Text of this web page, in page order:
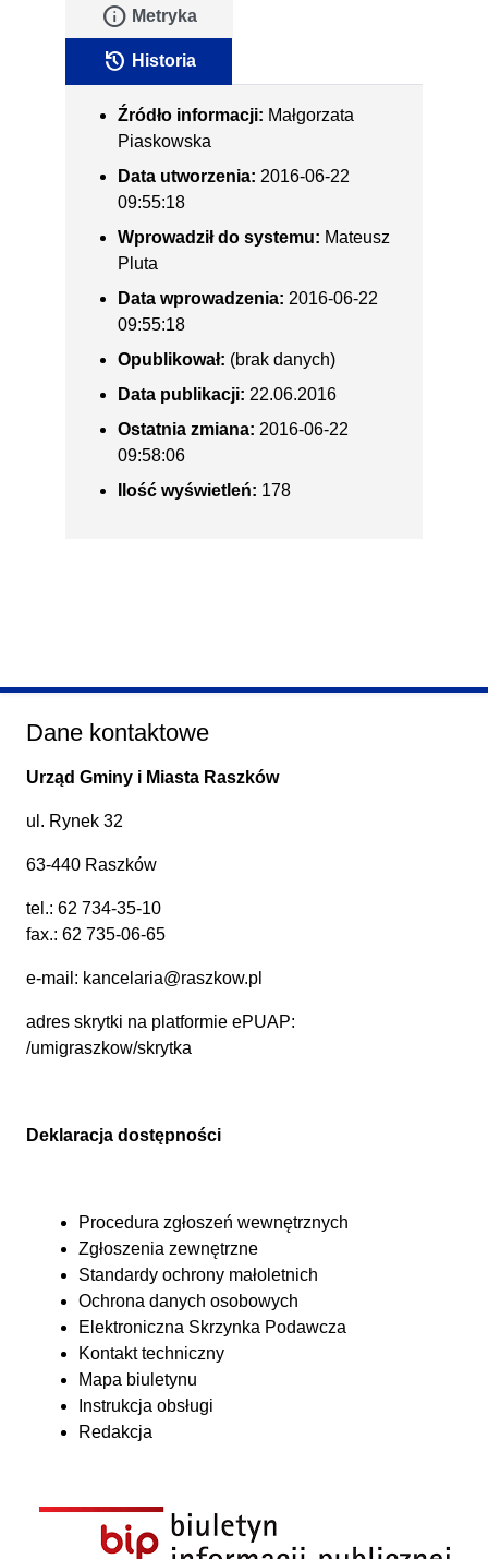
info Metryka
history Historia
Źródło informacji: Małgorzata
Piaskowska
Data utworzenia: 2016-06-22
09:55:18
Wprowadził do systemu: Mateusz
Pluta
Data wprowadzenia: 2016-06-22
09:55:18
Opublikował: (brak danych)
Data publikacji: 22.06.2016
Ostatnia zmiana: 2016-06-22
09:58:06
Ilość wyświetleń: 178
Dane kontaktowe
Urząd Gminy i Miasta Raszków
ul. Rynek 32
63-440 Raszków
tel.: 62 734-35-10
fax.: 62 735-06-65
e-mail: kancelaria@raszkow.pl
adres skrytki na platformie ePUAP:
/umigraszkow/skrytka
Deklaracja dostępności
Procedura zgłoszeń wewnętrznych
Zgłoszenia zewnętrzne
Standardy ochrony małoletnich
Ochrona danych osobowych
Elektroniczna Skrzynka Podawcza
Kontakt techniczny
Mapa biuletynu
Instrukcja obsługi
Redakcja